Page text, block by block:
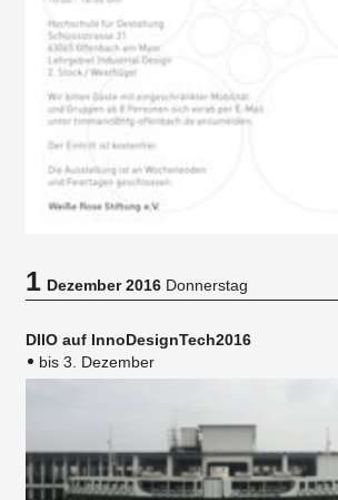
1Dezember 2016 Donnerstag
DIIO auf InnoDesignTech2016
bis 3. Dezember